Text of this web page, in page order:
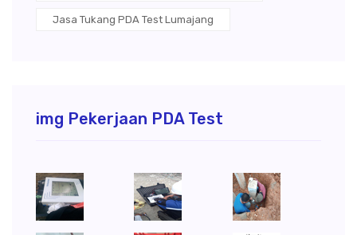
Jasa Tukang PDA Test Lumajang
img Pekerjaan PDA Test